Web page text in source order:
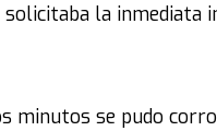
solicitaba la inmediata
minutos se pudo